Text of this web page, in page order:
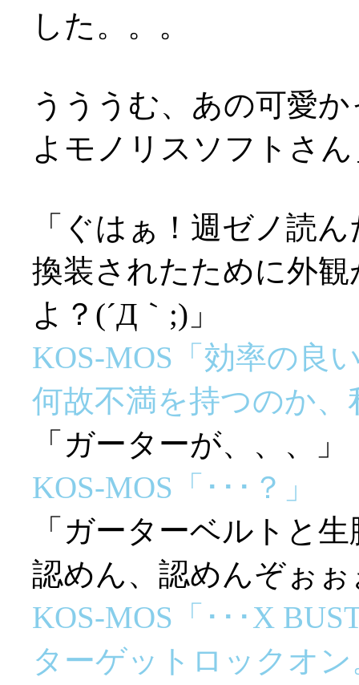
した。。。
うううむ、あの可愛
よモノリスソフトさ
「ぐはぁ！週ゼノ読
換装されたために外
よ？(´Д｀;)」
KOS-MOS「効率の良
何故不満を持つのか
「ガーターが、、、」
KOS-MOS「･･･？」
「ガーターベルトと
認めん、認めんぞぉ
KOS-MOS「･･･X
ターゲットロックオン